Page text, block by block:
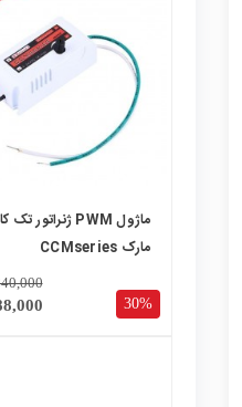
30%
مارک CCMseries